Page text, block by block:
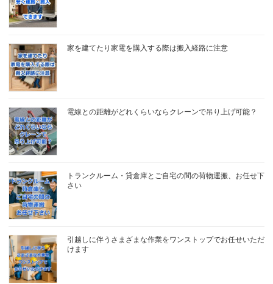
家を建てたり家電を購入する際は搬入経路に注意
電線との距離がどれくらいならクレーンで吊り上げ可能？
トランクルーム・貸倉庫とご自宅の間の荷物運搬、お任せ下
さい
引越しに伴うさまざまな作業をワンストップでお任せいただ
けます